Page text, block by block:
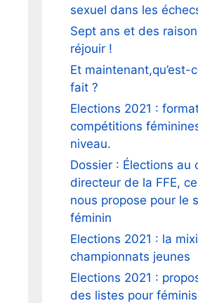
sexuel dans les
Sept ans et des
réjouir !
Et maintenant,qu’est-
fait ?
Elections 2021 :
compétitions
niveau.
Dossier : Élections au
directeur de la FFE, ce
nous propose pour le
féminin
Elections 2021 : la
championnats jeunes
Elections 2021 :
des listes pour